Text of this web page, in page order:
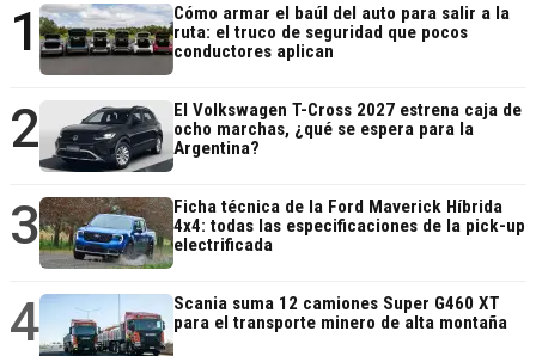
1
Cómo armar el baúl del auto para salir a la
ruta: el truco de seguridad que pocos
conductores aplican
2
El Volkswagen T-Cross 2027 estrena caja de
ocho marchas, ¿qué se espera para la
Argentina?
3
Ficha técnica de la Ford Maverick Híbrida
4x4: todas las especificaciones de la pick-up
electrificada
4
Scania suma 12 camiones Super G460 XT
para el transporte minero de alta montaña